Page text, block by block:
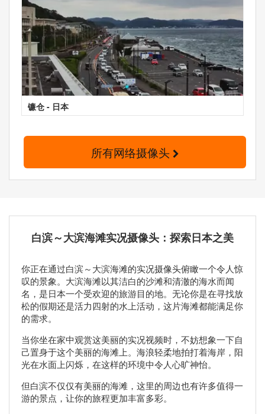
镰仓 - 日本
所有网络摄像头
白滨～大滨海滩实况摄像头：探索日本之美
你正在通过白滨～大滨海滩的实况摄像头俯瞰一个令人惊
叹的景象。大滨海滩以其洁白的沙滩和清澈的海水而闻
名，是日本一个受欢迎的旅游目的地。无论你是在寻找放
松的假期还是活力四射的水上活动，这片海滩都能满足你
的需求。
当你坐在家中观赏这美丽的实况视频时，不妨想象一下自
己置身于这个美丽的海滩上。海浪轻柔地拍打着海岸，阳
光在水面上闪烁，在这样的环境中令人心旷神怡。
但白滨不仅仅有美丽的海滩，这里的周边也有许多值得一
游的景点，让你的旅程更加丰富多彩。